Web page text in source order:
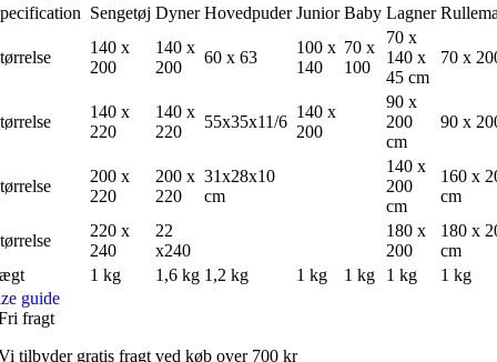
Sengetøj Dyner Hovedpuder Junior Baby Lagner
140 x
200
140 x
200
60 x 63
100 x
140
70 x
100
70 x
140 x
45 cm
70 x
140 x
220
140 x
220
55x35x11/6
140 x
200
90 x
200
cm
90 x
200 x
220
200 x
220
31x28x10
cm
140 x
200
cm
160 x
cm
220 x
240
22
x240
180 x
200
180 x
cm
1 kg 1,6 kg 1,2 kg 1 kg 1 kg 1 kg
1 kg
guide
fragt
tilbyder gratis fragt ved køb over 700 kr